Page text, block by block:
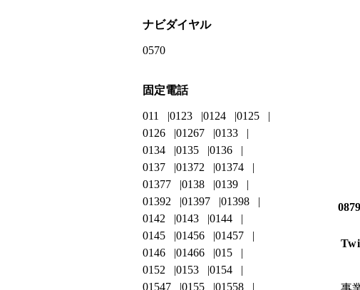
ナビダイヤル
0570
固定電話
011 0123 0124
0125
0126
01267
0133
0134
0135
0136
0137
01372
01374
01377
0138
0139
01392
01397
01398
0142
0143
0144
0145
01456
01457
0146
01466
015
0152
0153
0154
01547
0155
01558